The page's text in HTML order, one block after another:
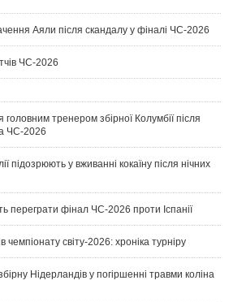
Аяли після скандалу у фіналі ЧС-2026
ЧС-2026
тренером збірної Колумбії після
ЧС-2026
підозрюють у вживанні кокаїну після нічних
переграти фінал ЧС-2026 проти Іспанії
чемпіонату світу-2026: хроніка турніру
Нідерландів у погіршенні травми коліна